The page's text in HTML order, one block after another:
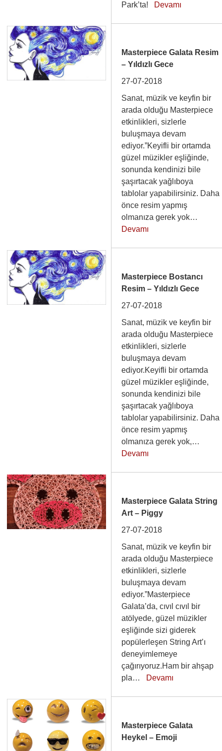
Park’ta! Devamı
Masterpiece Galata Resim
– Yıldızlı Gece
27-07-2018
Sanat, müzik ve keyfin bir
arada olduğu Masterpiece
etkinlikleri, sizlerle
buluşmaya devam
ediyor.”Keyifli bir ortamda
güzel müzikler eşliğinde,
sonunda kendinizi bile
şaşırtacak yağlıboya
tablolar yapabilirsiniz. Daha
önce resim yapmış
olmanıza gerek yok…
Devamı
Masterpiece Bostancı
Resim – Yıldızlı Gece
27-07-2018
Sanat, müzik ve keyfin bir
arada olduğu Masterpiece
etkinlikleri, sizlerle
buluşmaya devam
ediyor.Keyifli bir ortamda
güzel müzikler eşliğinde,
sonunda kendinizi bile
şaşırtacak yağlıboya
tablolar yapabilirsiniz. Daha
önce resim yapmış
olmanıza gerek yok,…
Devamı
Masterpiece Galata String
Art – Piggy
27-07-2018
Sanat, müzik ve keyfin bir
arada olduğu Masterpiece
etkinlikleri, sizlerle
buluşmaya devam
ediyor.”Masterpiece
Galata’da, cıvıl cıvıl bir
atölyede, güzel müzikler
eşliğinde sizi giderek
popülerleşen String Art’ı
deneyimlemeye
çağırıyoruz.Ham bir ahşap
pla… Devamı
Masterpiece Galata
Heykel – Emoji